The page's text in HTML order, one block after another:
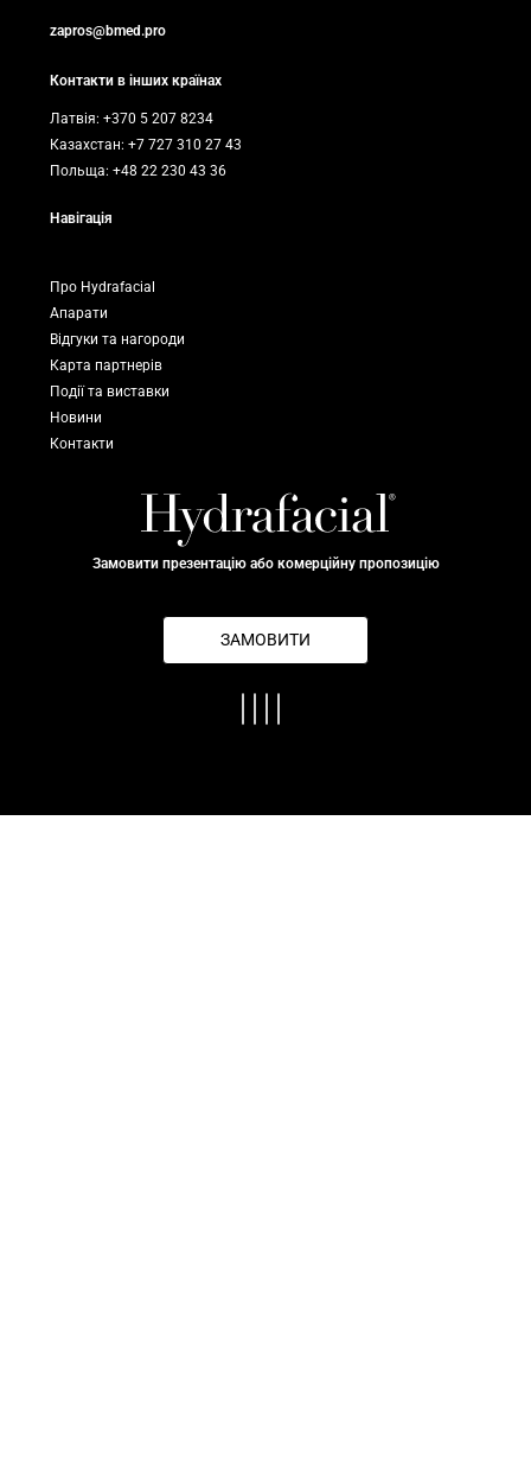
zapros@bmed.pro
Контакти в інших країнах
Латвія: +370 5 207 8234
Казахстан: +7 727 310 27 43
Польща: +48 22 230 43 36
Навігація
Про Hydrafacial
Апарати
Відгуки та нагороди
Карта партнерів
Події та виставки
Новини
Контакти
Замовити презентацію або комерційну пропозицію
ЗАМОВИТИ